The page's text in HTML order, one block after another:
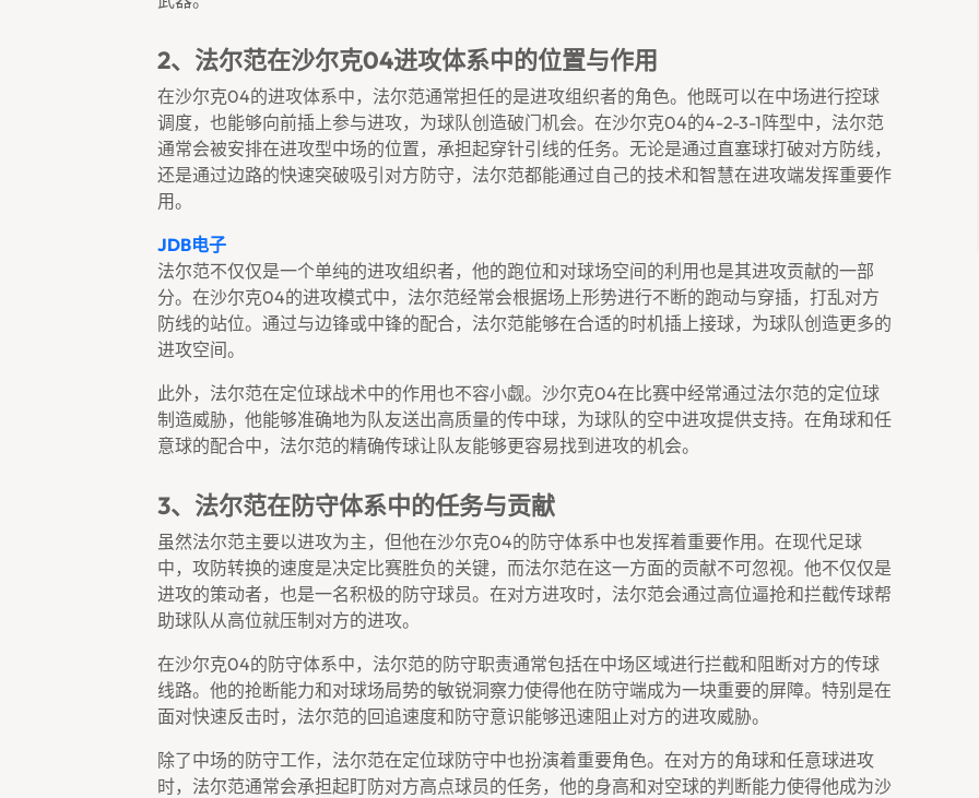
2、法尔范在沙尔克04进攻体系中的位置与作用
在沙尔克04的进攻体系中，法尔范通常担任的是进攻组织者的角色。他既可以在中场进行控球
调度，也能够向前插上参与进攻，为球队创造破门机会。在沙尔克04的4-2-3-1阵型中，法尔范
通常会被安排在进攻型中场的位置，承担起穿针引线的任务。无论是通过直塞球打破对方防线，
还是通过边路的快速突破吸引对方防守，法尔范都能通过自己的技术和智慧在进攻端发挥重要作
用。
JDB电子
法尔范不仅仅是一个单纯的进攻组织者，他的跑位和对球场空间的利用也是其进攻贡献的一部
分。在沙尔克04的进攻模式中，法尔范经常会根据场上形势进行不断的跑动与穿插，打乱对方
防线的站位。通过与边锋或中锋的配合，法尔范能够在合适的时机插上接球，为球队创造更多的
进攻空间。
此外，法尔范在定位球战术中的作用也不容小觑。沙尔克04在比赛中经常通过法尔范的定位球
制造威胁，他能够准确地为队友送出高质量的传中球，为球队的空中进攻提供支持。在角球和任
意球的配合中，法尔范的精确传球让队友能够更容易找到进攻的机会。
3、法尔范在防守体系中的任务与贡献
虽然法尔范主要以进攻为主，但他在沙尔克04的防守体系中也发挥着重要作用。在现代足球
中，攻防转换的速度是决定比赛胜负的关键，而法尔范在这一方面的贡献不可忽视。他不仅仅是
进攻的策动者，也是一名积极的防守球员。在对方进攻时，法尔范会通过高位逼抢和拦截传球帮
助球队从高位就压制对方的进攻。
在沙尔克04的防守体系中，法尔范的防守职责通常包括在中场区域进行拦截和阻断对方的传球
线路。他的抢断能力和对球场局势的敏锐洞察力使得他在防守端成为一块重要的屏障。特别是在
面对快速反击时，法尔范的回追速度和防守意识能够迅速阻止对方的进攻威胁。
除了中场的防守工作，法尔范在定位球防守中也扮演着重要角色。在对方的角球和任意球进攻
时，法尔范通常会承担起盯防对方高点球员的任务，他的身高和对空球的判断能力使得他成为沙